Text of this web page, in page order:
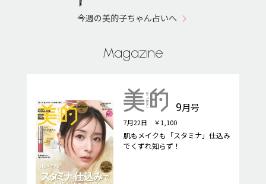
今週の美的子ちゃん占いへ
Magazine
9月号
7月22日 ￥1,100
肌もメイクも「スタミナ」仕込み
でくずれ知らず！